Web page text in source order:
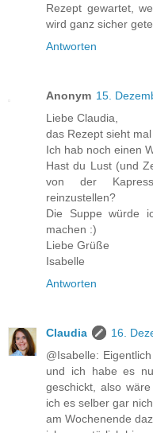
Rezept gewartet,
wird ganz sicher
Antworten
Anonym 15.
Liebe Claudia,
das Rezept sieht
Ich hab noch einen
Hast du Lust (und
von der
reinzustellen?
Die Suppe würde
machen :)
Liebe Grüße
Isabelle
Antworten
Claudia
16.
@Isabelle:
und ich habe es
geschickt, also
ich es selber gar
am Wochenende